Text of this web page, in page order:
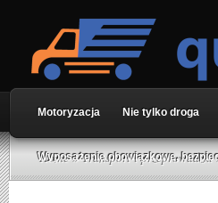
Motoryzacja Nie tylko droga
Wyposażenie obowiązkowe,
Home»Transport i przeprowadzki